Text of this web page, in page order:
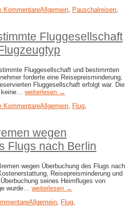
KommentareAllgemein Pauschalreisen
Fluggesellschaft
Fluggesellschaft und bestimmten
forderte eine Reisepreisminderung,
Fluggesellschaft erfolgt war. Die
keine… weiterlesen →
KommentareAllgemein Flug
wegen
Flugs nach Berlin
wegen Überbuchung des Flugs nach
Reisepreisminderung und
seines Heimfluges von
wurde… weiterlesen →
Allgemein, Flug,